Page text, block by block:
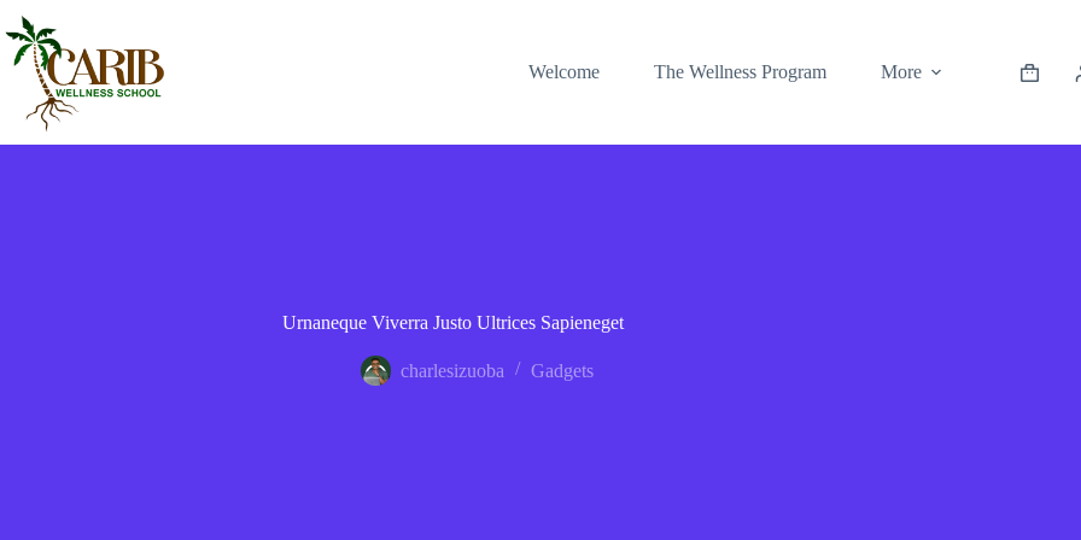
Welcome The Wellness Program More
Urnaneque Viverra Justo Ultrices Sapieneget
charlesizuoba Gadgets